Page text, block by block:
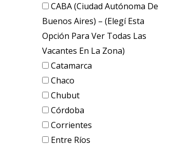
CABA (Ciudad Autónoma De
Buenos Aires) – (elegí Esta
Opción Para Ver Todas Las
Vacantes En La Zona)
Catamarca
Chaco
Chubut
Córdoba
Corrientes
Entre Ríos